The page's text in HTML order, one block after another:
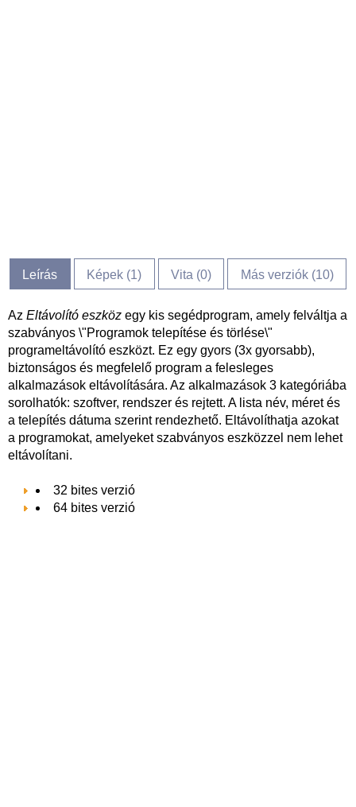
Leírás Képek (1) Vita (0) Más verziók (10)
Az Eltávolító eszköz egy kis segédprogram, amely felváltja a
szabványos \"Programok telepítése és törlése\"
programeltávolító eszközt. Ez egy gyors (3x gyorsabb),
biztonságos és megfelelő program a felesleges
alkalmazások eltávolítására. Az alkalmazások 3 kategóriába
sorolhatók: szoftver, rendszer és rejtett. A lista név, méret és
a telepítés dátuma szerint rendezhető. Eltávolíthatja azokat
a programokat, amelyeket szabványos eszközzel nem lehet
eltávolítani.
32 bites verzió
64 bites verzió